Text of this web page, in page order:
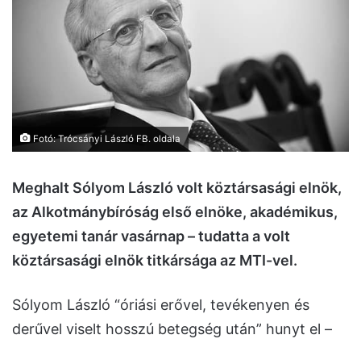
Fotó: Trócsányi László FB. oldala
Meghalt Sólyom László volt köztársasági elnök,
az Alkotmánybíróság első elnöke, akadémikus,
egyetemi tanár vasárnap – tudatta a volt
köztársasági elnök titkársága az MTI-vel.
Sólyom László “óriási erővel, tevékenyen és
derűvel viselt hosszú betegség után” hunyt el –